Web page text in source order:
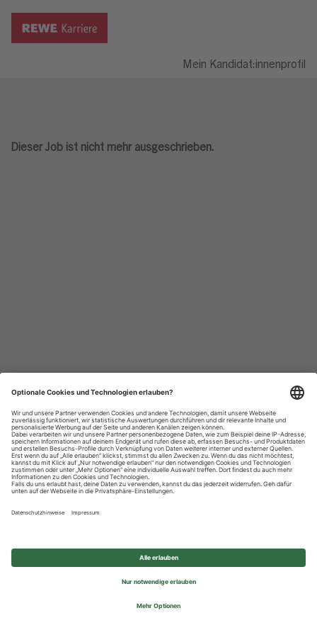
Mein Kandidat:innenprofil
Dieser Job ist nicht mehr ausgeschrieben.
Datenschutzhinweise
Impressum
Privatsphäre-Einstellungen
© 2026 REWE Group - All rights reserved